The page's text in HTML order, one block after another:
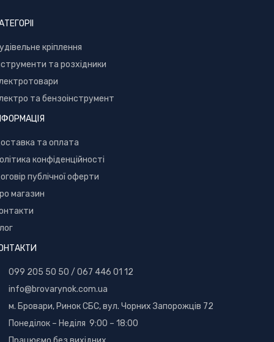
кріплення
та розхідники
та бензоінструмент
та оплата
конфіденційності
публічної оферти
магазин
099 205 50 50 / 067 446 01 12
info@brovarynok.com.ua
м. Бровари, Ринок СБС, вул. Чорних Запорожців 72
Понеділок – Неділя 9:00 – 18:00